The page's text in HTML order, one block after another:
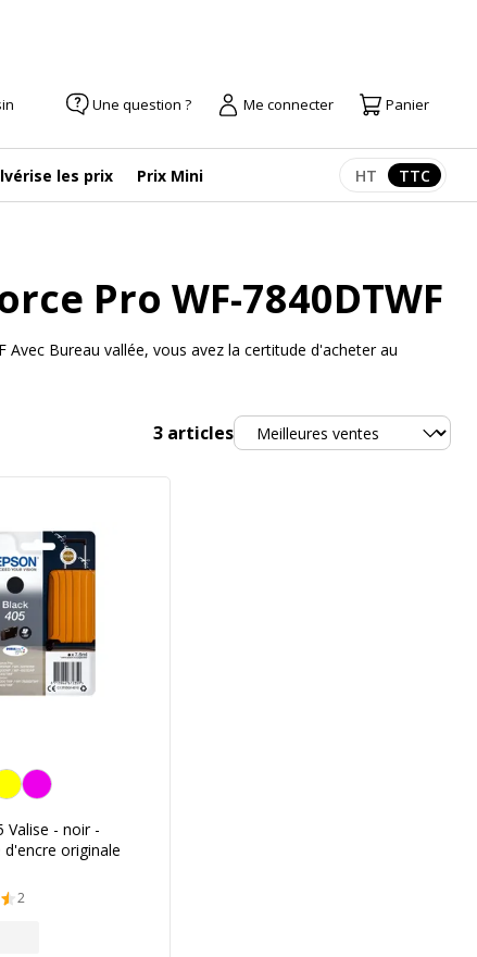
Une question ? Me connecter Panier
les prix Prix Mini Afficher les
HT TTC
Pro WF-7840DTWF
Bureau vallée, vous avez la certitude d'acheter au
3 articlesTrier
Valise - noir -
originale
2